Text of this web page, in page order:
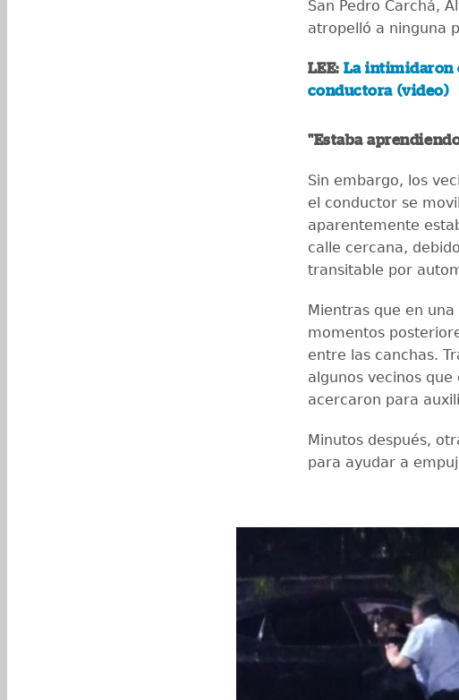
San Pedro Carchá,
atropelló a ninguna
LEE: La intimidaron
conductora (video)
"Estaba
Sin embargo, los
el conductor se
aparentemente
calle cercana,
transitable por
Mientras que en
momentos
entre las canchas.
algunos vecinos
acercaron para
Minutos después,
para ayudar a